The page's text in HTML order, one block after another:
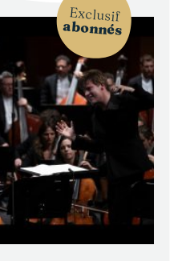
Exclusif
abonnés